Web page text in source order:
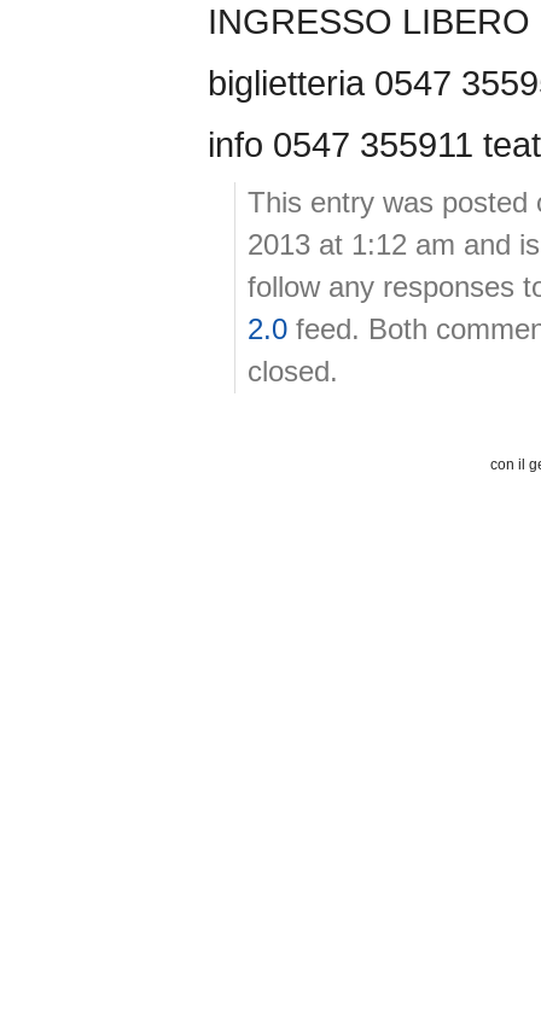
INGRESSO LIBERO
biglietteria 0547
info 0547 355911
This entry was posted
2013 at 1:12 am and
follow any responses
2.0 feed. Both
closed.
con il